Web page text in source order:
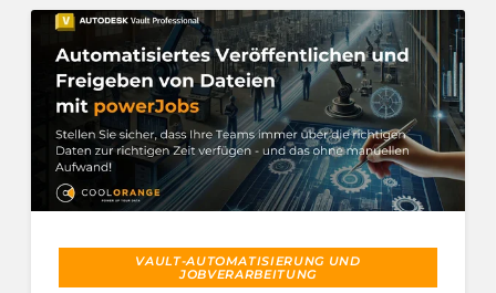
VAULT-AUTOMATISIERUNG UND
JOBVERARBEITUNG